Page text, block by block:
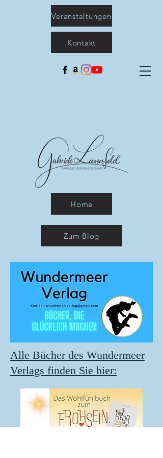
Zum Blog
Home
Kontakt
Veranstaltungen
Alle Bücher des Wundermeer
Verlags finden Sie hier: